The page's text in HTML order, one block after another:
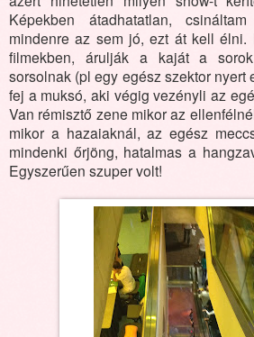
Képekben átadhatatlan,
mindenre az sem jó, ezt át kell
filmekben, árulják a kaját a
sorsolnak (pl egy egész szektor nyert
fej a muksó, aki végig vezényli az
Van rémisztő zene mikor az
mikor a hazaiaknál, az egész
mindenki őrjöng, hatalmas a
Egyszerűen szuper volt!